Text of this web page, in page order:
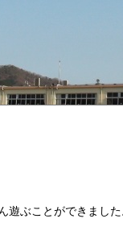
遊ぶことができまし